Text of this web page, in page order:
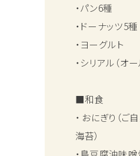
・パン6種
・ドーナッツ5
・ヨーグルト
・シリアル（オ
■和食
・ おにぎり（
海苔）